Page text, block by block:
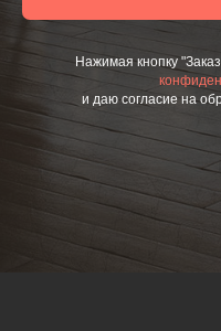
Нажимая кнопку
и даю согласие на